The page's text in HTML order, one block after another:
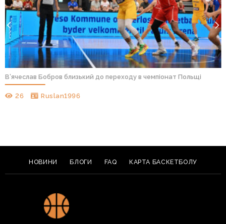
В’ячеслав Бобров близький до переходу в чемпіонат Польщі
26 Ruslan1996
НОВИНИ БЛОГИ FAQ КАРТА БАСКЕТБОЛУ